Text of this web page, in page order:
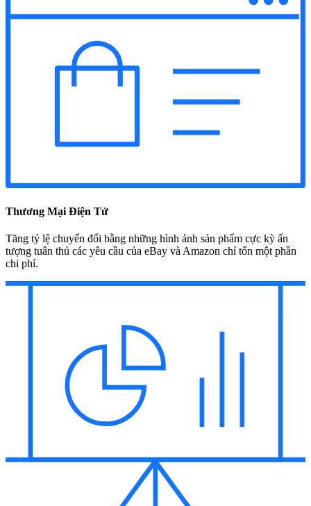
Thương Mại Điện Tử
Tăng tỷ lệ chuyển đổi bằng những hình ảnh sản phẩm cực kỳ ấn
tượng tuân thủ các yêu cầu của eBay và Amazon chỉ tốn một phần
chi phí.